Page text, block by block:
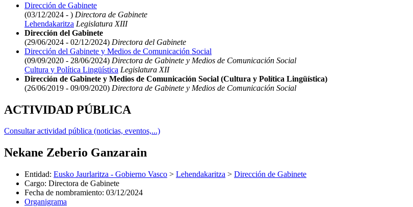
Dirección de Gabinete
(03/12/2024 - ) Directora de Gabinete
Lehendakaritza Legislatura XIII
Dirección del Gabinete
(29/06/2024 - 02/12/2024) Directora del Gabinete
Dirección del Gabinete y Medios de Comunicación Social
(09/09/2020 - 28/06/2024) Directora de Gabinete y Medios de Comunicación Social
Cultura y Política Lingüística Legislatura XII
Dirección de Gabinete y Medios de Comunicación Social (Cultura y Política Lingüística)
(26/06/2019 - 09/09/2020) Directora de Gabinete y Medios de Comunicación Social
ACTIVIDAD PÚBLICA
Consultar actividad pública (noticias, eventos,...)
Nekane Zeberio Ganzarain
Entidad: Eusko Jaurlaritza - Gobierno Vasco > Lehendakaritza > Dirección de Gabinete
Cargo: Directora de Gabinete
Fecha de nombramiento: 03/12/2024
Organigrama